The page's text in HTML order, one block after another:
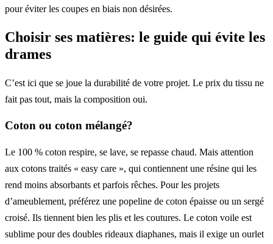
pour éviter les coupes en biais non désirées.
Choisir ses matières: le guide qui évite les
drames
C’est ici que se joue la durabilité de votre projet. Le prix du tissu ne
fait pas tout, mais la composition oui.
Coton ou coton mélangé?
Le 100 % coton respire, se lave, se repasse chaud. Mais attention
aux cotons traités « easy care », qui contiennent une résine qui les
rend moins absorbants et parfois rêches. Pour les projets
d’ameublement, préférez une popeline de coton épaisse ou un sergé
croisé. Ils tiennent bien les plis et les coutures. Le coton voile est
sublime pour des doubles rideaux diaphanes, mais il exige un ourlet